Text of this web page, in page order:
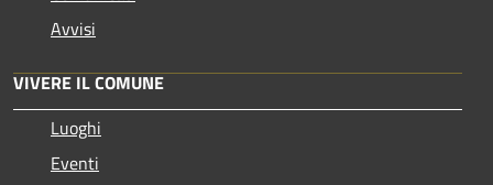
Avvisi
VIVERE IL COMUNE
Luoghi
Eventi